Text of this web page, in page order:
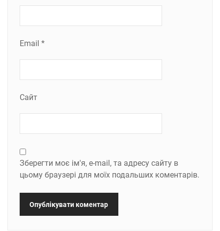
Email *
Сайт
Зберегти моє ім'я, e-mail, та адресу сайту в
цьому браузері для моїх подальших коментарів.